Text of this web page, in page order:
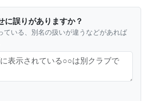
に誤りがありますか？
ている、別名の扱いが違うなどがあれば